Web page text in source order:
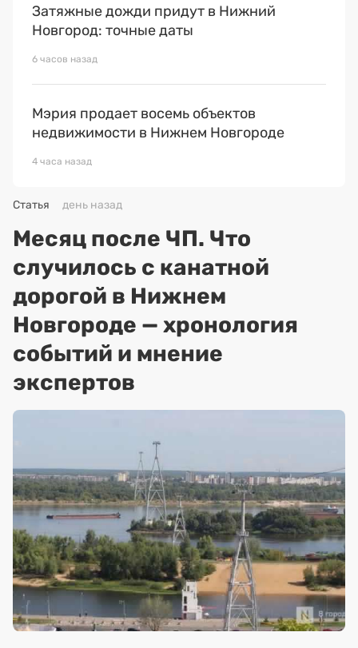
Затяжные дожди придут в Нижний
Новгород: точные даты
6 часов назад
Мэрия продает восемь объектов
недвижимости в Нижнем Новгороде
4 часа назад
Статья день назад
Месяц после ЧП. Что
случилось с канатной
дорогой в Нижнем
Новгороде — хронология
событий и мнение
экспертов